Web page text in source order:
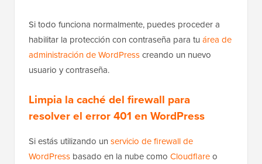
Si todo funciona normalmente, puedes proceder a
habilitar la protección con contraseña para tu área de
administración de WordPresscreando un nuevo
usuario y contraseña.
Limpia la caché del firewall para
resolver el error 401 en WordPress
Si estás utilizando un servicio de firewall de
WordPress basado en la nube como Cloudflareo